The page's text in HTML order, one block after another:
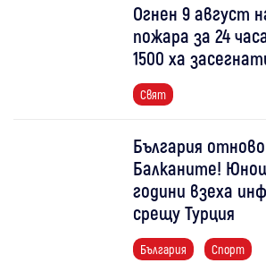
Огнен 9 август
пожара за 24
1500 ха
Свят
България
Балканите!
години взеха
срещу Турция
България Спорт